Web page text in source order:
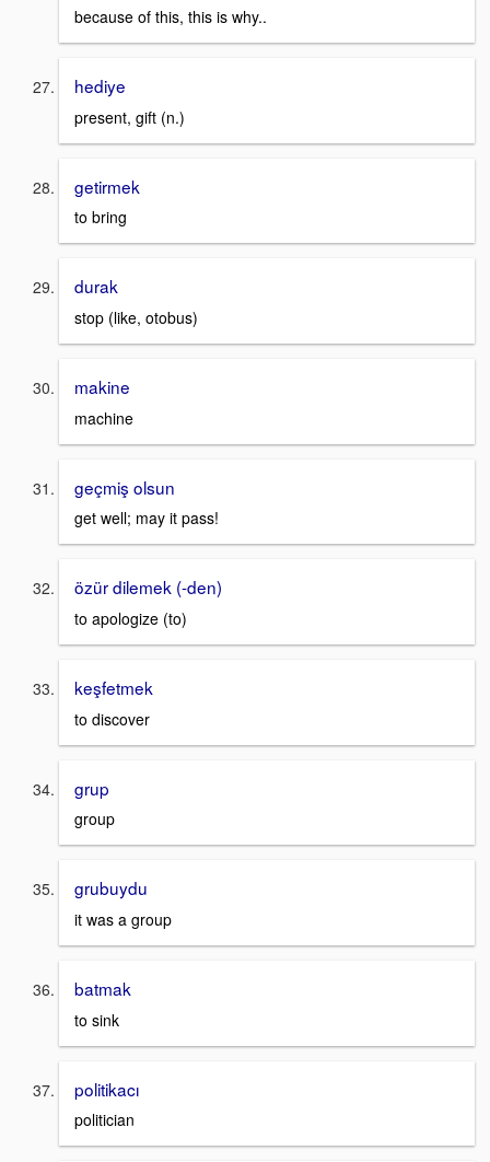
because of this, this is why..
hediye
present, gift (n.)
getirmek
to bring
durak
stop (like, otobus)
makine
machine
geçmiş olsun
get well; may it pass!
özür dilemek (-den)
to apologize (to)
keşfetmek
to discover
grup
group
grubuydu
it was a group
batmak
to sink
politikacı
politician